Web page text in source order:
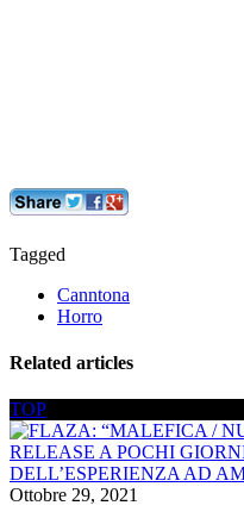
Tagged
Canntona
Horro
Related articles
TOP
Ottobre 29, 2021